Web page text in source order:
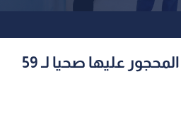
ارتفاع عدد الحالات المحجور عليها صحيا لـ 59